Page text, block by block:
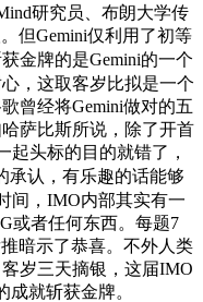
研究员、布朗大学传
但Gemini仅利用了初等
金牌的是Gemini的一个
，这取客岁比拟是一个
曾经将Gemini做对的五
萨比斯所说，除了开首
起头标的目的就错了，
承认，有乐趣的话能够
间，IMO内部其实有一
或者任何东西。每题7
暗示了恭喜。不外人类
岁三天摘银，这届IMO
就斩获金牌。